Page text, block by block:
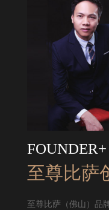
FOUNDER+
至尊比萨
至尊比萨（佛山）品